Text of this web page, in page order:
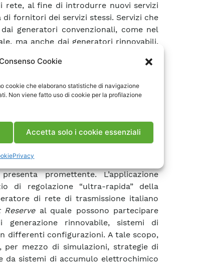
Cookie
cookie che elaborano statistiche di navigazione
Non viene fatto uso di cookie per la profilazione
Accetta solo i cookie essenziali
Privacy
rete, al fine di introdurre nuovi servizi
fornitori dei servizi stessi. Servizi che
generatori convenzionali, come nel
ma anche dai generatori rinnovabili,
sui servizi di regolazione della
– MPC. La peculiarità di questo
metodi più convenzionali come il
e del controllo.
scientifica sui servizi di rete
quale una strategia di gestione e
promettente. L’applicazione
di regolazione “ultra-rapida” della
di rete di trasmissione italiano
Reserveal quale possono partecipare
rinnovabile, sistemi di
differenti configurazioni. A tale scopo,
per mezzo di simulazioni, strategie di
da sistemi di accumulo elettrochimico